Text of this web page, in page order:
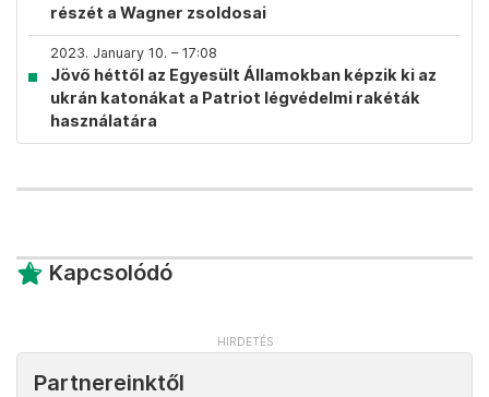
részét a Wagner zsoldosai
2023. January 10. – 17:08
Jövő héttől az Egyesült Államokban képzik ki az
ukrán katonákat a Patriot légvédelmi rakéták
használatára
Kapcsolódó
Partnereinktől